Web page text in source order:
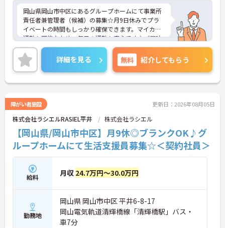
岡山県岡山市中区にあるグループホームにて事業所
責任者兼管理者（候補）の募集☆月9日休みでプラ
イベートの時間もしっかり確保できます。マイカー
通勤も可能なため、毎日の通勤も安心です♪ご興味
のある方には、面接対策ポイントなど、さらに詳細
をご案内しますのでお気軽にご相談ください！
詳細を見る 無料 紹介してもらう
障がい者施設 更新日：2026年08月05日
株式会社ラシエルRASIEL平井 株式会社ラシエル
【岡山県/岡山市中区】月9休◎ブランクOK♪グ
ループホームにて生活支援員募集☆＜契約社員＞
給料 月収 24.7万円～30.0万円
勤務地
岡山県 岡山市中区 平井6-8-17
岡山電気軌道清輝橋線「清輝橋駅」バス・
車7分